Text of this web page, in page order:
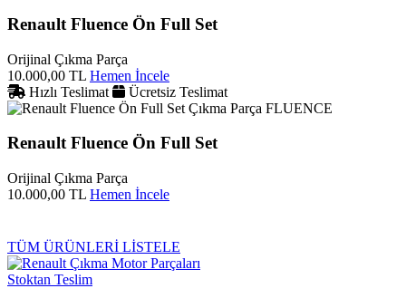
Renault Fluence Ön Full Set
Orijinal Çıkma Parça
10.000,00 TL Hemen İncele
Hızlı Teslimat
Ücretsiz Teslimat
FLUENCE
Renault Fluence Ön Full Set
Orijinal Çıkma Parça
10.000,00 TL Hemen İncele
TÜM ÜRÜNLERİ LİSTELE
Stoktan Teslim